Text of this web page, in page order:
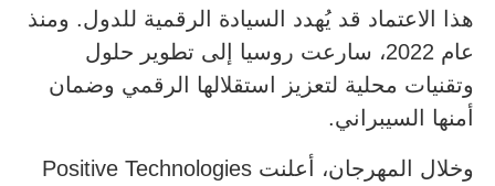
هذا الاعتماد قد يُهدد السيادة الرقمية للدول. ومنذ
عام 2022، سارعت روسيا إلى تطوير حلول
وتقنيات محلية لتعزيز استقلالها الرقمي وضمان
أمنها السيبراني.
وخلال المهرجان، أعلنت Positive Technologies